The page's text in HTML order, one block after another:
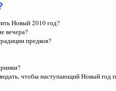
Новый 2010 год?
вечера?
предков?
чтобы наступающий Новый год